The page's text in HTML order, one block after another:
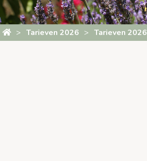
Tarieven 2026 Tarieven 2026